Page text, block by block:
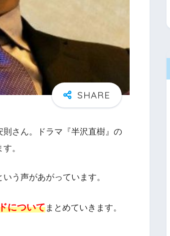
さん。ドラマ『半沢直樹』の
。
う声があがっています。
についてまとめていきます。